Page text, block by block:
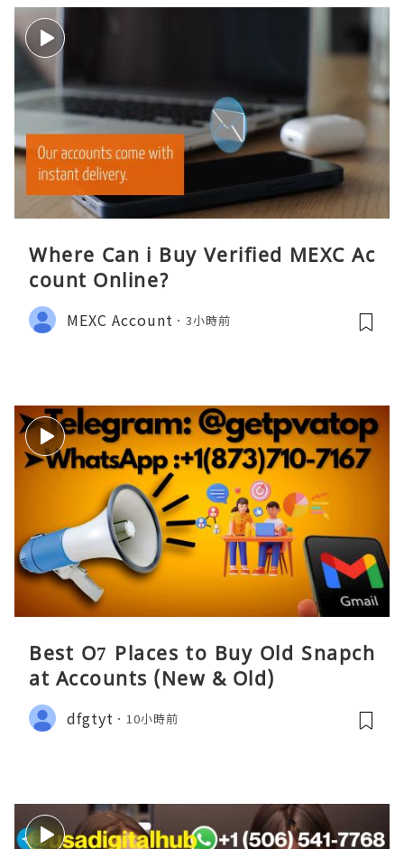
Where Can i Buy Verified MEXC Ac
count Online?
MEXC Account 3小時前
Best O7 Places to Buy Old Snapch
at Accounts (New & Old)
dfgtyt 10小時前